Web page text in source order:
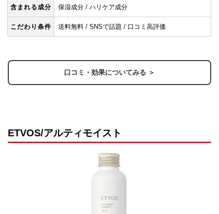
含まれる成分 保湿成分 / ハリケア成分
こだわり条件 送料無料 / SNSで話題 / 口コミ高評価
口コミ・効果についてみる ＞
ETVOS/アルティモイスト